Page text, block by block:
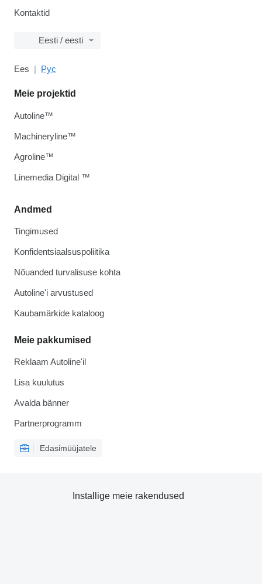
Kontaktid
Eesti / eesti
Ees Рус
Andmed
Tingimused
Konfidentsiaalsuspoliitika
Nõuanded turvalisuse kohta
Autoline'i arvustused
Kaubamärkide kataloog
Meie pakkumised
Reklaam Autoline'il
Lisa kuulutus
Avalda bänner
Partnerprogramm
Edasimüüjatele
Meie projektid
Autoline™
Machineryline™
Agroline™
Linemedia Digital ™
Installige meie rakendused